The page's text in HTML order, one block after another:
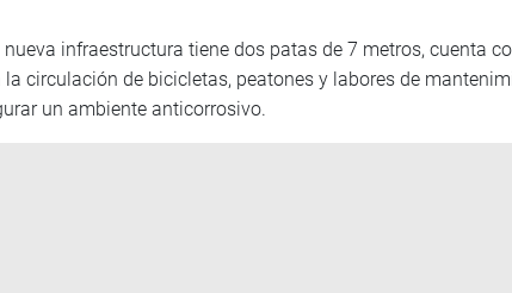
nueva infraestructura tiene dos patas de 7 metros, cuenta
la circulación de bicicletas, peatones y labores de
un ambiente anticorrosivo.